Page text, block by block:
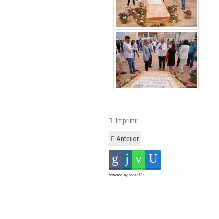
Imprimir
Anterior
powered by social2s